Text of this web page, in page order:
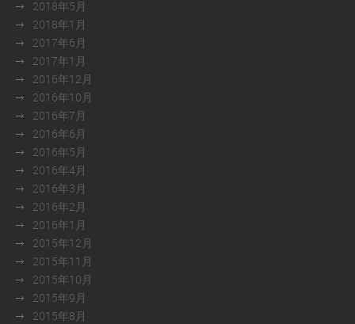
2018年5月
2018年1月
2017年6月
2017年1月
2016年12月
2016年10月
2016年7月
2016年6月
2016年5月
2016年4月
2016年3月
2016年2月
2016年1月
2015年12月
2015年11月
2015年10月
2015年9月
2015年8月